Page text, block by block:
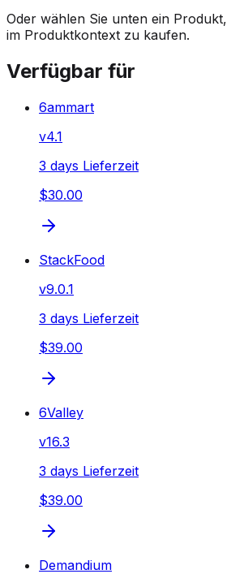
Oder wählen Sie unten ein Produkt,
im Produktkontext zu kaufen.
Verfügbar für
6ammart
v4.1
3 days Lieferzeit
$30.00
StackFood
v9.0.1
3 days Lieferzeit
$39.00
6Valley
v16.3
3 days Lieferzeit
$39.00
Demandium